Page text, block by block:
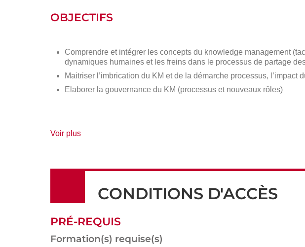
OBJECTIFS
Comprendre et intégrer les concepts du knowledge management
dynamiques humaines et les freins dans le processus de partage
Maitriser l’imbrication du KM et de la démarche processus, l’impact
Elaborer la gouvernance du KM (processus et nouveaux rôles)
Voir plusde
CONDITIONS D'ACCÈS
PRÉ-REQUIS
Formation(s) requise(s)